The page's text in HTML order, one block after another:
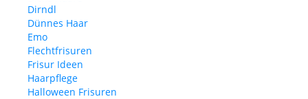
Dirndl
Dünnes Haar
Emo
Flechtfrisuren
Frisur Ideen
Haarpflege
Halloween Frisuren